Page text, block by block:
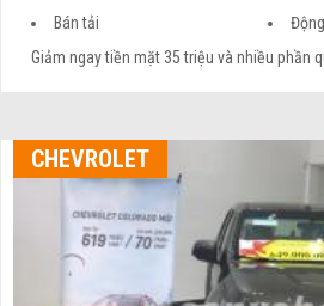
Bán tải
Giảm ngay tiền mặt 35 triệu và nhiều phần
CHEVROLET